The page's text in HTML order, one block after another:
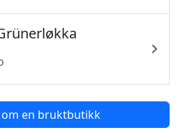
om en bruktbutikk